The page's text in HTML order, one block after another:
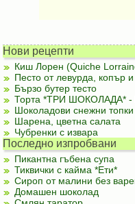
Нови рецепти
Киш Лорен (Quiche
Песто от левурда, копър
Бързо бутер тесто
Торта *ТРИ ШОКОЛАДА* -
Шоколадови снежни топки
Шарена, цветна салата
Чубренки с извара
Последно изпробвани
Пикантна гъбена супа
Тиквички с кайма *Ети*
Сироп от малини без
Домашен шоколад